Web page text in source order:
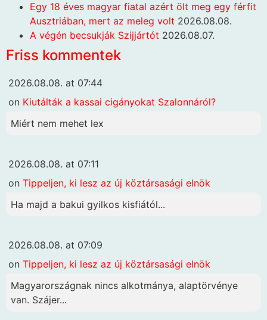
Egy 18 éves magyar fiatal azért ölt meg egy férfit
Ausztriában, mert az meleg volt 2026.08.08.
A végén becsukják Szijjártót 2026.08.07.
Friss kommentek
2026.08.08. at 07:44
on Kiutálták a kassai cigányokat Szalonnáról?
Miért nem mehet lex
2026.08.08. at 07:11
on Tippeljen, ki lesz az új köztársasági elnök
Ha majd a bakui gyilkos kisfiától...
2026.08.08. at 07:09
on Tippeljen, ki lesz az új köztársasági elnök
Magyarországnak nincs alkotmánya, alaptörvénye
van. Szájer...